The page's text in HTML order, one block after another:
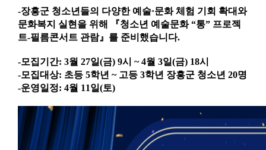
-장흥군 청소년들의 다양한 예술·문화 체험 기회 확대와
문화복지 실현을 위해 『청소년 예술문화 “통” 프로젝
트-필름콘서트 관람』를 준비했습니다.
-모집기간: 3월 27일(금) 9시 ~ 4월 3일(금) 18시
-모집대상: 초등 5학년 ~ 고등 3학년 장흥군 청소년 20명
-운영일정: 4월 11일(토)